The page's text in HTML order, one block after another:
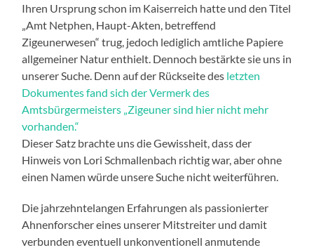
Ihren Ursprung schon im Kaiserreich hatte und den Titel
„Amt Netphen, Haupt-Akten, betreffend
Zigeunerwesen“ trug, jedoch lediglich amtliche Papiere
allgemeiner Natur enthielt. Dennoch bestärkte sie uns in
unserer Suche. Denn auf der Rückseite des letzten
Dokumentes fand sich der Vermerk des
Amtsbürgermeisters „Zigeuner sind hier nicht mehr
vorhanden.“
Dieser Satz brachte uns die Gewissheit, dass der
Hinweis von Lori Schmallenbach richtig war, aber ohne
einen Namen würde unsere Suche nicht weiterführen.
Die jahrzehntelangen Erfahrungen als passionierter
Ahnenforscher eines unserer Mitstreiter und damit
verbunden eventuell unkonventionell anmutende